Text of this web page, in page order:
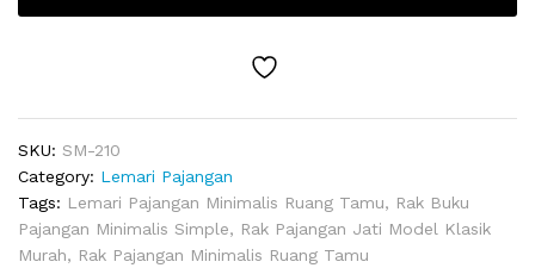
quantity
SKU: SM-210
Category: Lemari Pajangan
Tags: Lemari Pajangan Minimalis Ruang Tamu, Rak Buku
Pajangan Minimalis Simple, Rak Pajangan Jati Model Klasik
Murah, Rak Pajangan Minimalis Ruang Tamu